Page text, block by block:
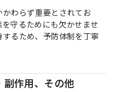
わらず重要とされてお
守るためにも欠かせませ
るため、予防体制を丁寧
副作用、その他